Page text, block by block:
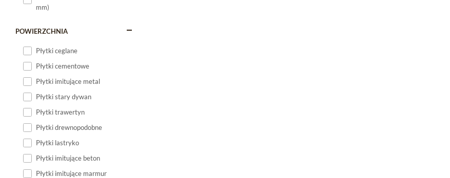
Płytki małe
mm)
POWIERZCHNIA
Płytki ceglane
Płytki cementowe
Płytki imitujące metal
Płytki stary dywan
Płytki trawertyn
Płytki drewnopodobne
Płytki lastryko
Płytki imitujące beton
Płytki imitujące marmur